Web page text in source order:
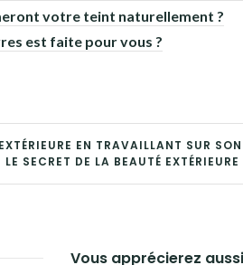
votre teint naturellement ?
est faite pour vous ?
EN TRAVAILLANT SUR
LE SECRET DE LA BEAUTÉ
Vous apprécierez aussi